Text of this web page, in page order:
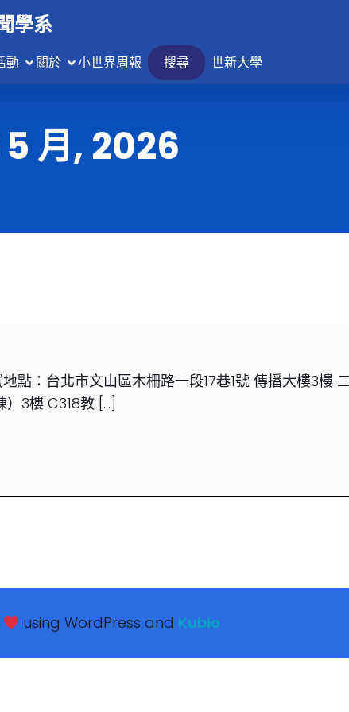
學系
動 關於 小世界周報 搜尋 世新大學
月, 2026
點：台北市文山區木柵路一段17巷1號 傳播大樓3樓
）3樓 C318教 […]
using WordPress and Kubio